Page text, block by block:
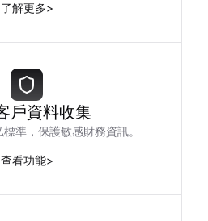
了解更多>
戶資料收集
準，保護敏感財務資訊。
查看功能>